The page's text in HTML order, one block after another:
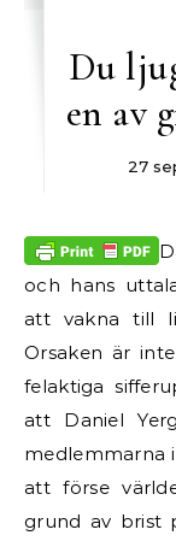
Du
en av
27
och hans
att vakna till
Orsaken är
felaktiga
att Daniel
medlemmarna
att förse
grund av brist